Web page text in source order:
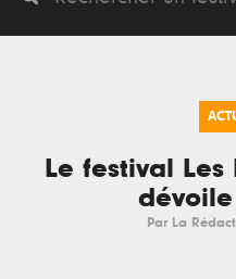
Le festival Les
Par La